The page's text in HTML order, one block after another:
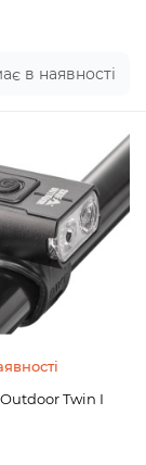
в наявності
Twin I